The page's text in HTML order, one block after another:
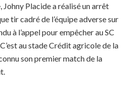
Placide a réalisé un arrêt
tir cadré de l’équipe adverse sur
à l’appel pour empêcher au SC
au stade Crédit agricole de la
son premier match de la